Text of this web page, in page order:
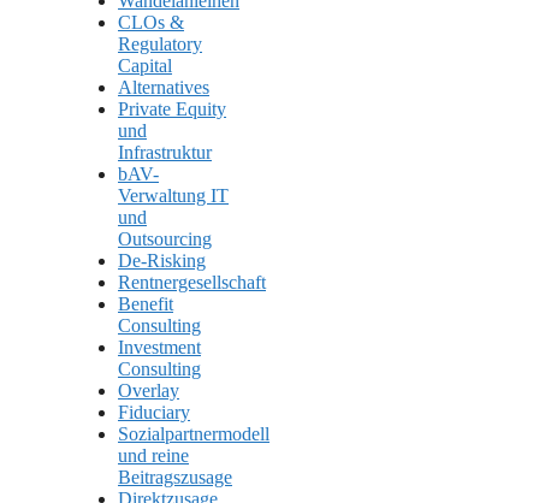
CLOs &
Regulatory
Capital
Alternatives
Private Equity
und
Infrastruktur
bAV-
Verwaltung IT
und
Outsourcing
De-Risking
Rentnergesellschaft
Benefit
Consulting
Investment
Consulting
Overlay
Fiduciary
Sozialpartnermodell
und reine
Beitragszusage